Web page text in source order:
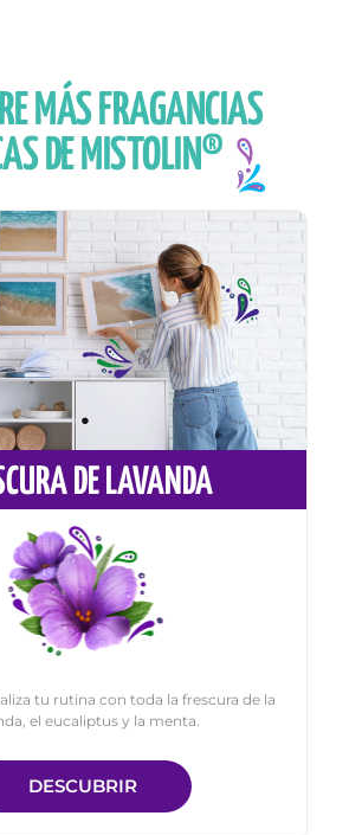
MÁS FRAGANCIAS
DE MISTOLIN®
DE LAVANDA
tu rutina con toda la frescura de la
el eucaliptus y la menta.
DESCUBRIR